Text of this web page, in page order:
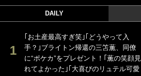
DAILY
｢お土産最高すぎ笑｣｢どうやって入
手？｣ブライトン帰還の三笘薫、同僚
に“ポケカ”をプレゼント！｢薫の笑顔見
れてよかった｣｢大喜びのリュテル可愛